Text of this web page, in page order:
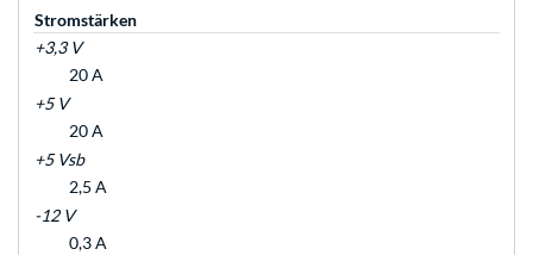
Stromstärken
+3,3 V
20 A
+5 V
20 A
+5 Vsb
2,5 A
-12 V
0,3 A